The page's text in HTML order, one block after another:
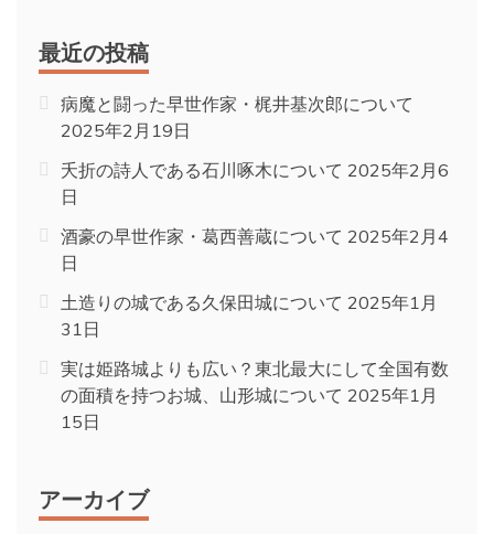
最近の投稿
病魔と闘った早世作家・梶井基次郎について
2025年2月19日
夭折の詩人である石川啄木について 2025年2月6
日
酒豪の早世作家・葛西善蔵について 2025年2月4
日
土造りの城である久保田城について 2025年1月
31日
実は姫路城よりも広い？東北最大にして全国有数
の面積を持つお城、山形城について 2025年1月
15日
アーカイブ